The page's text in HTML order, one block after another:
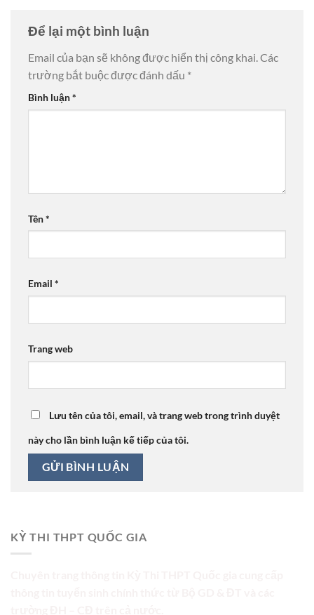
Để lại một bình luận
Email của bạn sẽ không được hiển thị công khai.Các
trường bắt buộc được đánh dấu *
Bình luận*
Tên*
Email *
Trang web
Lưu tên của tôi, email, và trang web trong trình duyệt
này cho lần bình luận kế tiếp của tôi.
KỲ THI THPT QUỐC GIA